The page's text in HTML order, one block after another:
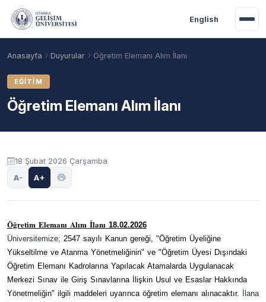
Ana içeriğe geç
English
Akademik Takvim Burslar Taban Puanlar
Anasayfa Duyurular Öğretim Elemanı Alım İlanı
EĞITIM
Öğretim Elemanı Alım İlanı
Duyuru içeriği
18 Şubat 2026 Çarşamba
A- A+
Öğretim Elemanı Alım İlanı 18.02.2026
Üniversitemize; 2547 sayılı Kanun gereği, "Öğretim Üyeliğine
Yükseltilme ve Atanma Yönetmeliğinin" ve "Öğretim Üyesi Dışındaki
Öğretim Elemanı Kadrolarına Yapılacak Atamalarda Uygulanacak
Merkezi Sınav ile Giriş Sınavlarına İlişkin Usul ve Esaslar Hakkında
Yönetmeliğin" ilgili maddeleri uyarınca öğretim elemanı al ınacaktır.
lana